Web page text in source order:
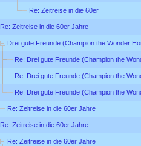
Re: Zeitreise in die 60er
Re: Zeitreise in die 60er Jahre
Drei gute Freunde (Champion the Wonder
Re: Drei gute Freunde (Champion the
Re: Drei gute Freunde (Champion the
Re: Drei gute Freunde (Champion the
Re: Zeitreise in die 60er Jahre
Re: Zeitreise in die 60er Jahre
Re: Zeitreise in die 60er Jahre